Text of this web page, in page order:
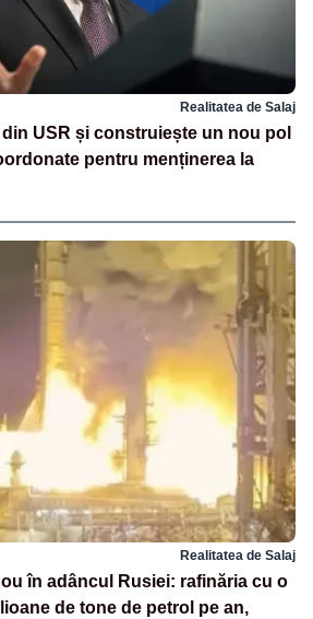
Realitatea de Salaj
USR și construiește un nou pol
pentru menținerea la
Realitatea de Salaj
în adâncul Rusiei: rafinăria cu o
de tone de petrol pe an,